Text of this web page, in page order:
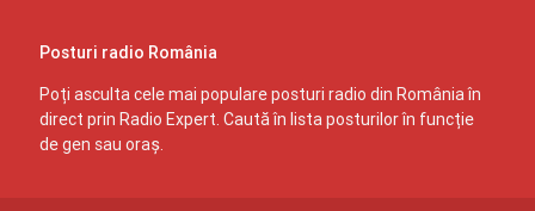
Posturi radio România
Poți asculta cele mai populare posturi radio din România în
direct prin Radio Expert. Caută în lista posturilor în funcție
de gen sau oraș.